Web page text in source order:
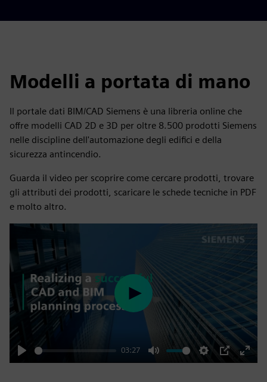
Modelli a portata di mano
Il portale dati BIM/CAD Siemens è una libreria online che
offre modelli CAD 2D e 3D per oltre 8.500 prodotti Siemens
nelle discipline dell'automazione degli edifici e della
sicurezza antincendio.
Guarda il video per scoprire come cercare prodotti, trovare
gli attributi dei prodotti, scaricare le schede tecniche in PDF
e molto altro.
Play
03:27
Mute Settings
PIP
Enter
Play